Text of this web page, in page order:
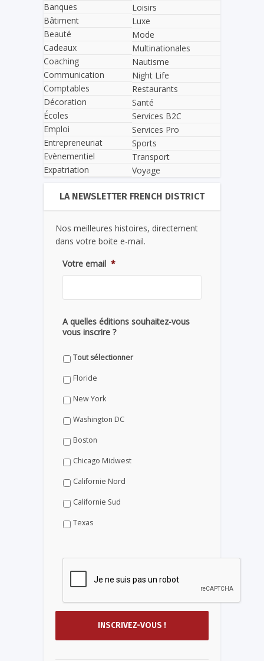
Banques
Bâtiment
Beauté
Cadeaux
Coaching
Communication
Comptables
Décoration
Écoles
Emploi
Entrepreneuriat
Evènementiel
Expatriation
Loisirs
Luxe
Mode
Multinationales
Nautisme
Night Life
Restaurants
Santé
Services B2C
Services Pro
Sports
Transport
Voyage
LA NEWSLETTER FRENCH DISTRICT
Nos meilleures histoires, directement
dans votre boite e-mail.
Votre email *
A quelles éditions souhaitez-vous
vous inscrire ?
Tout sélectionner
Floride
New York
Washington DC
Boston
Chicago Midwest
Californie Nord
Californie Sud
Texas